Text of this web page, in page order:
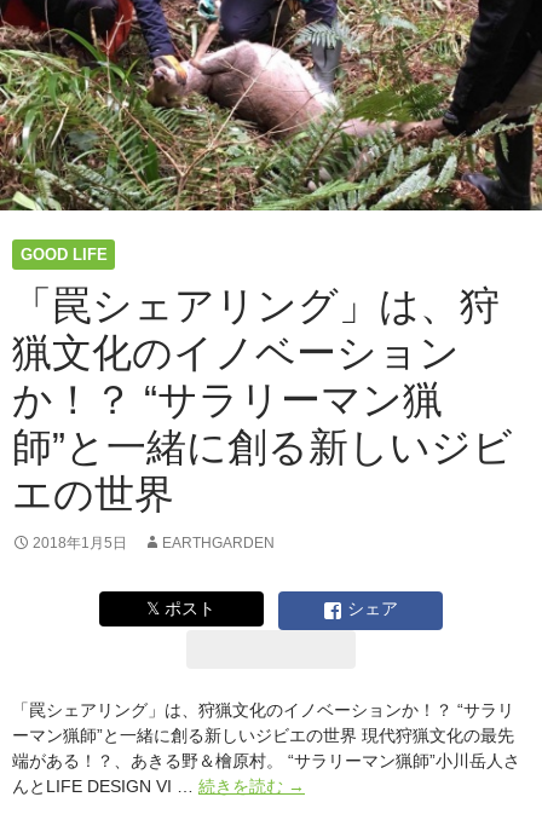
を
掘
り
起
こ
す
若
者
た
じ
さ
い
山」
リ
ア
爺
さ
GOOD LIFE
「罠シェアリング」は、狩
猟文化のイノベーション
か！？ “サラリーマン猟
師”と一緒に創る新しいジビ
エの世界
2018年1月5日 EARTHGARDEN
𝕏 ポスト シェア
「罠シェアリング」は、狩猟文化のイノベーションか！？ “サラリ
ーマン猟師”と一緒に創る新しいジビエの世界 現代狩猟文化の最先
端がある！？、あきる野＆檜原村。 “サラリーマン猟師”小川岳人さ
んとLIFE DESIGN VI … 続きを読む 「罠
→